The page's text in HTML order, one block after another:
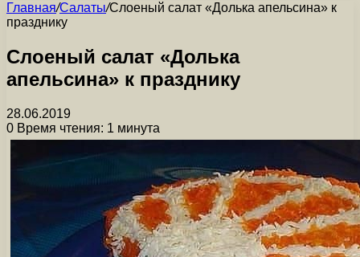
Главная/Салаты/Слоеный салат «Долька апельсина» к
празднику
Слоеный салат «Долька
апельсина» к празднику
28.06.2019
0 Время чтения: 1 минута